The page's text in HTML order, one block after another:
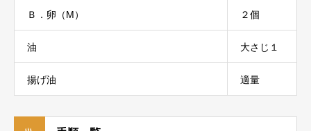
Ｂ．卵（M） ２個
油 大さじ１
揚げ油 適量